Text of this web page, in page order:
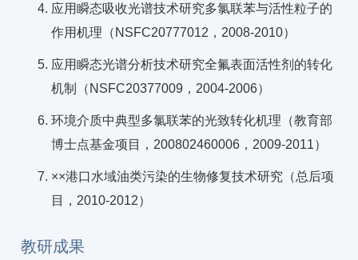
应用瞬态吸收光谱技术研究多氯联苯与活性粒子的
作用机理（NSFC20777012，2008-2010）
应用瞬态光谱分析技术研究全氟表面活性剂的转化
机制（NSFC20377009，2004-2006）
环境介质中典型多氯联苯的光致转化机理（教育部
博士点基金项目，200802460006，2009-2011）
××港口水域油类污染的生物修复技术研究（总后项
目，2010-2012）
教研成果